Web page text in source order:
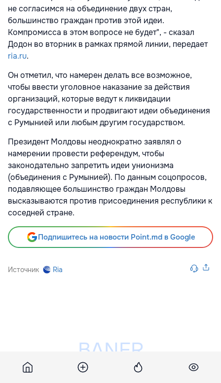
не согласимся на объединение двух стран,
большинство граждан против этой идеи.
Компромисса в этом вопросе не будет", - сказал
Додон во вторник в рамках прямой линии, передает
ria.ru.
Он отметил, что намерен делать все возможное,
чтобы ввести уголовное наказание за действия
организаций, которые ведут к ликвидации
государственности и продвигают идеи объединения
с Румынией или любым другим государством.
Президент Молдовы неоднократно заявлял о
намерении провести референдум, чтобы
законодательно запретить идеи унионизма
(объединения с Румынией). По данным соцопросов,
подавляющее большинство граждан Молдовы
высказываются против присоединения республики к
соседней стране.
Подпишитесь на новости Point.md в Google
Источник Ria